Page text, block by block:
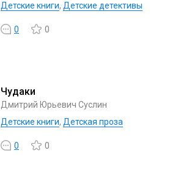
Детские книги, Детские детективы
0 0
Чудаки
Дмитрий Юрьевич Суслин
Детские книги, Детская проза
0 0